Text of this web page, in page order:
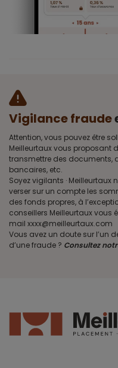
Vigilance fraude
Attention, vous pouvez être
Meilleurtaux vous
transmettre des documents,
bancaires, etc.
Soyez vigilants ·
verser sur un compte les
des fonds propres, à
conseillers Meilleurtaux vous
mail xxxx@meilleurtaux.com
Vous avez un doute sur l’un
d’une fraude ? Consultez